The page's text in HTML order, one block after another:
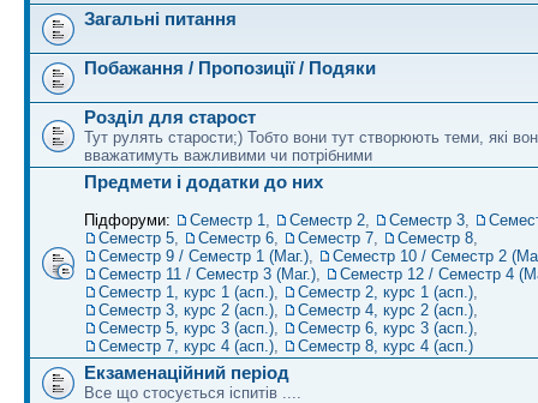
Загальні питання
Побажання / Пропозиції / Подяки
Розділ для старост
Тут рулять старости;) Тобто вони тут створюють теми, які
вважатимуть важливими чи потрібними
Предмети і додатки до них
Підфоруми: Семестр 1, Семестр 2, Семестр 3,
Семестр 5, Семестр 6, Семестр 7, Семестр 8,
Семестр 9 / Семестр 1 (Маг.),
Семестр 10 / Семестр 2
Семестр 11 / Семестр 3 (Маг.),
Семестр 12 / Семестр 4
Семестр 1, курс 1 (асп.), Семестр 2, курс 1 (асп.),
Семестр 3, курс 2 (асп.), Семестр 4, курс 2 (асп.),
Семестр 5, курс 3 (асп.), Семестр 6, курс 3 (асп.),
Семестр 7, курс 4 (асп.), Семестр 8, курс 4 (асп.)
Екзаменаційний період
Все що стосується іспитів ....